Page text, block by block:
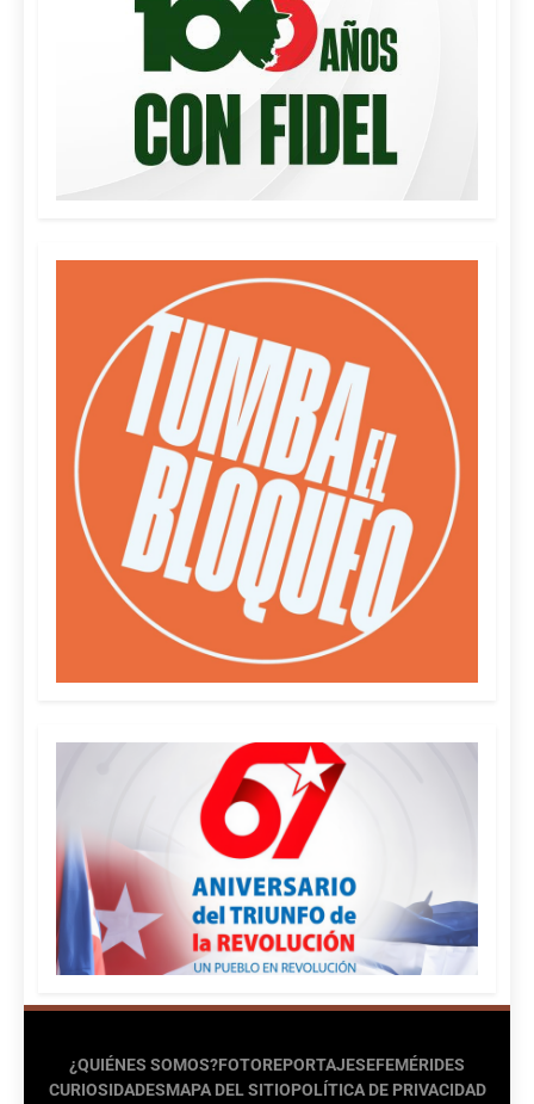
¿QUIÉNES SOMOS?FOTOREPORTAJESEFEMÉRIDES
CURIOSIDADESMAPA DEL SITIOPOLÍTICA DE PRIVACIDAD